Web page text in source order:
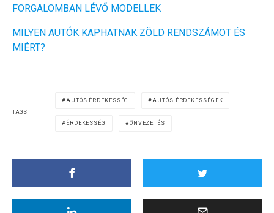
FORGALOMBAN LÉVŐ MODELLEK
MILYEN AUTÓK KAPHATNAK ZÖLD RENDSZÁMOT ÉS
MIÉRT?
TAGS
AUTÓS ÉRDEKESSÉG AUTÓS ÉRDEKESSÉGEK
ÉRDEKESSÉG ÖNVEZETÉS